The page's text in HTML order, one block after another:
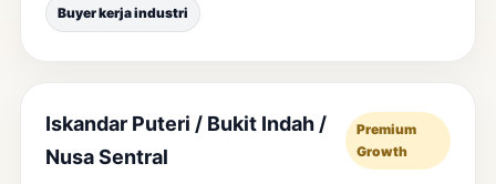
Buyer kerja industri
Iskandar Puteri / Bukit Indah /
Nusa Sentral
Premium
Growth